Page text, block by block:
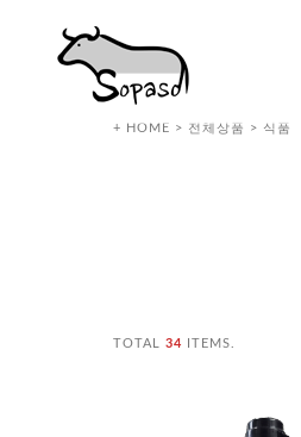
+ HOME > 전체상품 > 식품
TOTAL 34 ITEMS.